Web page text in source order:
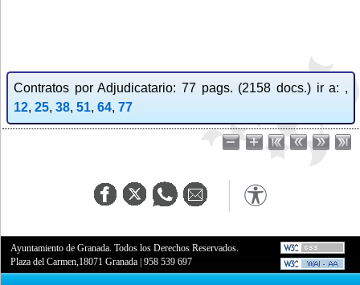
Contratos por Adjudicatario: 77 pags. (2158 docs.) ir a: ,
12, 25, 38, 51, 64, 77
Ayuntamiento de Granada. Todos los Derechos Reservados.
Plaza del Carmen,18071 Granada |958 539 697